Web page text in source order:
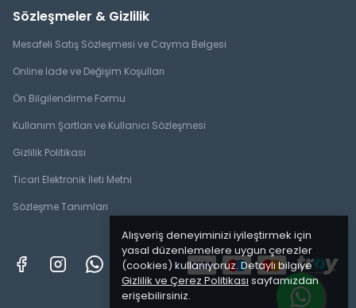
Alışveriş deneyiminizi iyileştirmek için
yasal düzenlemelere uygun çerezler
(cookies) kullanıyoruz. Detaylı bilgiye
Gizlilik ve Çerez Politikası sayfamızdan
erişebilirsiniz.
Sözleşmeler & Gizlilik
Mesafeli Satış Sözleşmesi ve Cayma Belgesi
Online İade ve Değişim Koşulları
Ön Bilgilendirme Formu
Kullanım Şartları ve Kullanıcı Sözleşmesi
Gizlilik Politikası
Ticari Elektronik İleti Metni
Sözleşme Tanımları